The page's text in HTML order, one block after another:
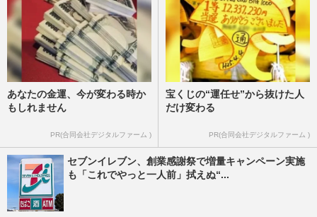
あなたの金運、今が変わる時か
もしれません
PR(合同会社デジタルファーム )
宝くじの“運任せ”から抜けた人
だけ変わる
PR(合同会社デジタルファーム )
セブンイレブン、創業感謝祭で増量キャンペーン実施
も「これでやっと一人前」拭えぬ“...